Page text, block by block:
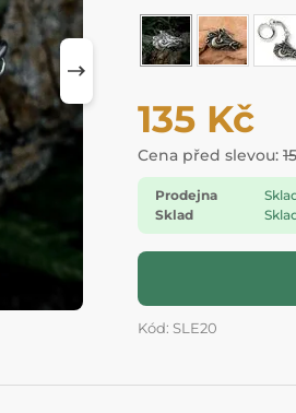
135 Kč
Cena před slevou:
Prodejna
Sklad
Kód: SLE20